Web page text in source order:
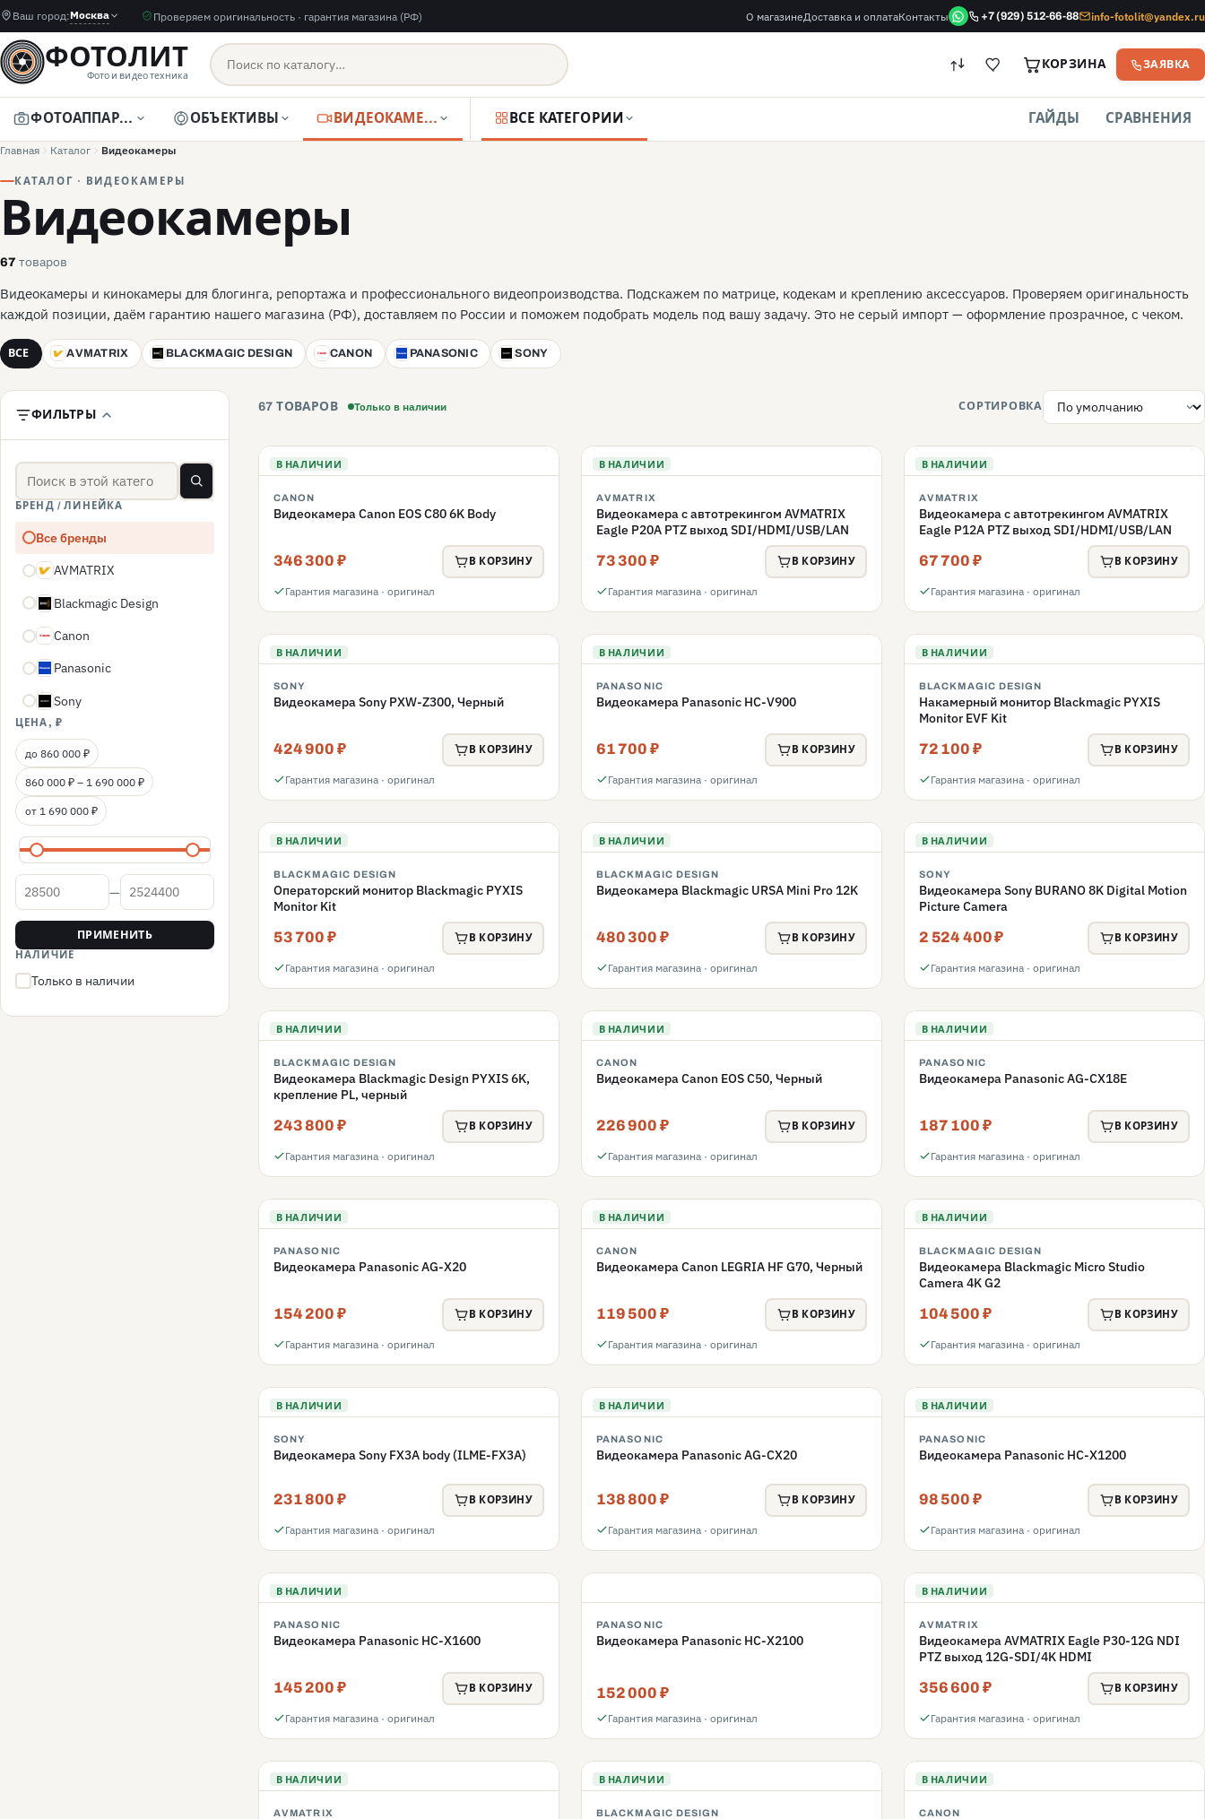
Ваш город:Москва Проверяем оригинальность · гарантия магазина (РФ) О магазинеДоставка и оплатаКонтакты +7 (929) 512-66-88 info-fotolit@yandex.ru
ФОТОЛИТ
Фото и видео техника
КОРЗИНА ЗАЯВКА
ФОТОАППАРАТЫ ОБЪЕКТИВЫ ВИДЕОКАМЕРЫ ВСЕ КАТЕГОРИИ ГАЙДЫ СРАВНЕНИЯ
Главная Каталог Видеокамеры
КАТАЛОГ · ВИДЕОКАМЕРЫ
Видеокамеры
67 товаров
Видеокамеры и кинокамеры для блогинга, репортажа и профессионального видеопроизводства. Подскажем по матрице, кодекам и креплению аксессуаров. Проверяем оригинальность
каждой позиции, даём гарантию нашего магазина (РФ), доставляем по России и поможем подобрать модель под вашу задачу. Это не серый импорт — оформление прозрачное, с чеком.
ВСЕ A AVMATRIX BD BLACKMAGIC DESIGN C CANON P PANASONIC S SONY
ФИЛЬТРЫ
БРЕНД / ЛИНЕЙКА
Все бренды
A AVMATRIX
BD Blackmagic Design
C Canon
P Panasonic
S Sony
ЦЕНА, ₽
до 860 000 ₽
860 000 ₽ – 1 690 000 ₽
от 1 690 000 ₽
Цена от
—
Цена до
ПРИМЕНИТЬ
НАЛИЧИЕ
Только в наличии
(нажмите, чтобы включить)
67 ТОВАРОВ Только в наличии СОРТИРОВКА
В НАЛИЧИИ
CANON
Видеокамера Canon EOS C80 6K Body
346 300 ₽ В КОРЗИНУ
Гарантия магазина · оригинал
В НАЛИЧИИ
AVMATRIX
Видеокамера с автотрекингом AVMATRIX
Eagle P20A PTZ выход SDI/HDMI/USB/LAN
73 300 ₽ В КОРЗИНУ
Гарантия магазина · оригинал
В НАЛИЧИИ
AVMATRIX
Видеокамера с автотрекингом AVMATRIX
Eagle P12A PTZ выход SDI/HDMI/USB/LAN
67 700 ₽ В КОРЗИНУ
Гарантия магазина · оригинал
В НАЛИЧИИ
SONY
Видеокамера Sony PXW-Z300, Черный
424 900 ₽ В КОРЗИНУ
Гарантия магазина · оригинал
В НАЛИЧИИ
PANASONIC
Видеокамера Panasonic HC-V900
61 700 ₽ В КОРЗИНУ
Гарантия магазина · оригинал
В НАЛИЧИИ
BLACKMAGIC DESIGN
Накамерный монитор Blackmagic PYXIS
Monitor EVF Kit
72 100 ₽ В КОРЗИНУ
Гарантия магазина · оригинал
В НАЛИЧИИ
BLACKMAGIC DESIGN
Операторский монитор Blackmagic PYXIS
Monitor Kit
53 700 ₽ В КОРЗИНУ
Гарантия магазина · оригинал
В НАЛИЧИИ
BLACKMAGIC DESIGN
Видеокамера Blackmagic URSA Mini Pro 12K
480 300 ₽ В КОРЗИНУ
Гарантия магазина · оригинал
В НАЛИЧИИ
SONY
Видеокамера Sony BURANO 8K Digital Motion
Picture Camera
2 524 400 ₽ В КОРЗИНУ
Гарантия магазина · оригинал
В НАЛИЧИИ
BLACKMAGIC DESIGN
Видеокамера Blackmagic Design PYXIS 6K,
крепление PL, черный
243 800 ₽ В КОРЗИНУ
Гарантия магазина · оригинал
В НАЛИЧИИ
CANON
Видеокамера Canon EOS C50, Черный
226 900 ₽ В КОРЗИНУ
Гарантия магазина · оригинал
В НАЛИЧИИ
PANASONIC
Видеокамера Panasonic AG-CX18E
187 100 ₽ В КОРЗИНУ
Гарантия магазина · оригинал
В НАЛИЧИИ
PANASONIC
Видеокамера Panasonic AG-X20
154 200 ₽ В КОРЗИНУ
Гарантия магазина · оригинал
В НАЛИЧИИ
CANON
Видеокамера Canon LEGRIA HF G70, Черный
119 500 ₽ В КОРЗИНУ
Гарантия магазина · оригинал
В НАЛИЧИИ
BLACKMAGIC DESIGN
Видеокамера Blackmagic Micro Studio
Camera 4K G2
104 500 ₽ В КОРЗИНУ
Гарантия магазина · оригинал
В НАЛИЧИИ
SONY
Видеокамера Sony FX3A body (ILME-FX3A)
231 800 ₽ В КОРЗИНУ
Гарантия магазина · оригинал
В НАЛИЧИИ
PANASONIC
Видеокамера Panasonic AG-CX20
138 800 ₽ В КОРЗИНУ
Гарантия магазина · оригинал
В НАЛИЧИИ
PANASONIC
Видеокамера Panasonic HC-X1200
98 500 ₽ В КОРЗИНУ
Гарантия магазина · оригинал
В НАЛИЧИИ
PANASONIC
Видеокамера Panasonic HC-X1600
145 200 ₽ В КОРЗИНУ
Гарантия магазина · оригинал
PANASONIC
Видеокамера Panasonic HC-X2100
152 000 ₽
Гарантия магазина · оригинал
В НАЛИЧИИ
AVMATRIX
Видеокамера AVMATRIX Eagle P30-12G NDI
PTZ выход 12G-SDI/4K HDMI
356 600 ₽ В КОРЗИНУ
Гарантия магазина · оригинал
В НАЛИЧИИ
AVMATRIX
В НАЛИЧИИ
BLACKMAGIC DESIGN
В НАЛИЧИИ
CANON